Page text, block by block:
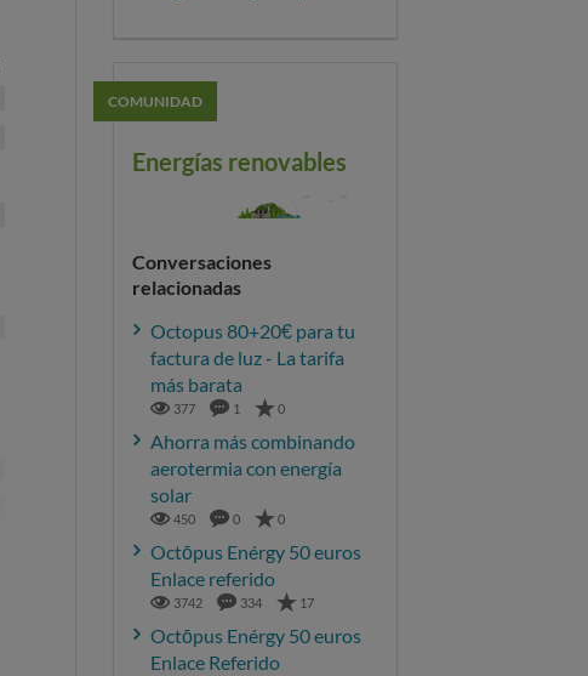
COMUNIDAD
Energías renovables
Conversaciones
relacionadas
Octopus 80+20€ para tu
factura de luz - La tarifa
más barata
377 1 0
Ahorra más combinando
aerotermia con energía
solar
450 0 0
Octōpus Enérgy 50 euros
Enlace referido
3742 334 17
Octōpus Enérgy 50 euros
Enlace Referido